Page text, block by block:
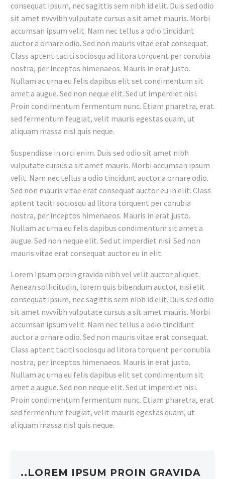
consequat ipsum, nec sagittis sem nibh id elit. Duis sed odio
sit amet nvvvibh vulputate cursus a sit amet mauris. Morbi
accumsan ipsum velit. Nam nec tellus a odio tincidunt
auctor a ornare odio. Sed non mauris vitae erat consequat.
Class aptent taciti sociosqu ad litora torquent per conubia
nostra, per inceptos himenaeos. Mauris in erat justo.
Nullam ac urna eu felis dapibus elit set condimentum sit
amet a augue. Sed non neque elit. Sed ut imperdiet nisi.
Proin condimentum fermentum nunc. Etiam pharetra, erat
sed fermentum feugiat, velit mauris egestas quam, ut
aliquam massa nisl quis neque.
Suspendisse in orci enim. Duis sed odio sit amet nibh
vulputate cursus a sit amet mauris. Morbi accumsan ipsum
velit. Nam nec tellus a odio tincidunt auctor a ornare odio.
Sed non mauris vitae erat consequat auctor eu in elit. Class
aptent taciti sociosqu ad litora torquent per conubia
nostra, per inceptos himenaeos. Mauris in erat justo.
Nullam ac urna eu felis dapibus condimentum sit amet a
augue. Sed non neque elit. Sed ut imperdiet nisi. Sed non
mauris vitae erat consequat auctor eu in elit.
Lorem Ipsum proin gravida nibh vel velit auctor aliquet.
Aenean sollicitudin, lorem quis bibendum auctor, nisi elit
consequat ipsum, nec sagittis sem nibh id elit. Duis sed odio
sit amet nvvvibh vulputate cursus a sit amet mauris. Morbi
accumsan ipsum velit. Nam nec tellus a odio tincidunt
auctor a ornare odio. Sed non mauris vitae erat consequat.
Class aptent taciti sociosqu ad litora torquent per conubia
nostra, per inceptos himenaeos. Mauris in erat justo.
Nullam ac urna eu felis dapibus elit set condimentum sit
amet a augue. Sed non neque elit. Sed ut imperdiet nisi.
Proin condimentum fermentum nunc. Etiam pharetra, erat
sed fermentum feugiat, velit mauris egestas quam, ut
aliquam massa nisl quis neque.
..LOREM IPSUM PROIN GRAVIDA